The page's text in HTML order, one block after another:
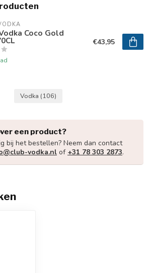
Coco Gold
€43,95
Vodka (106)
een product?
bij het bestellen? Neem dan contact
vodka.nl of +31 78 303 2873.